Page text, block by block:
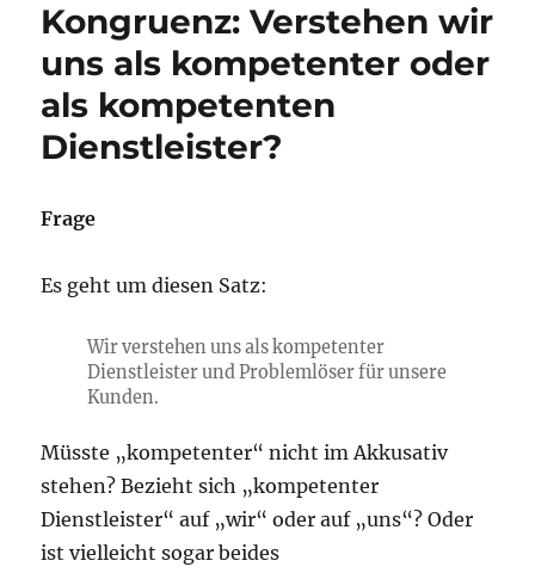
Kongruenz: Verstehen wir
uns als kompetenter oder
als kompetenten
Dienstleister?
Frage
Es geht um diesen Satz:
Wir verstehen uns als kompetenter
Dienstleister und Problemlöser für unsere
Kunden.
Müsste „kompetenter“ nicht im Akkusativ
stehen? Bezieht sich „kompetenter
Dienstleister“ auf „wir“ oder auf „uns“? Oder
ist vielleicht sogar beides